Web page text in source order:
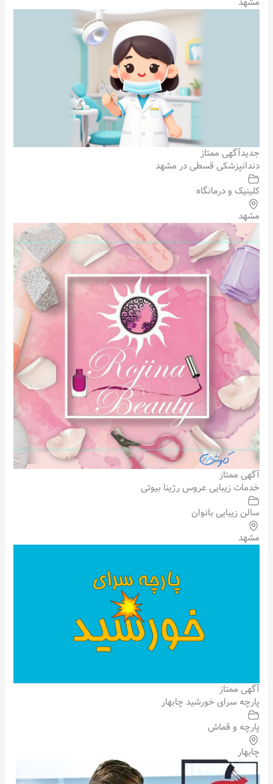
جدیدآگهی ممتاز
دندانپزشکی قسطی در مشهد
کلینیک و درمانگاه
مشهد
آگهی ممتاز
خدمات زیبایی عروس رژینا بیوتی
سالن زیبایی بانوان
مشهد
آگهی ممتاز
پارچه سرای خورشید چابهار
پارچه و قماش
چابهار